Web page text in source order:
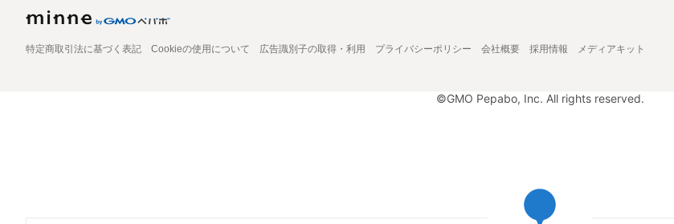
特定商取引法に基づく表記 Cookieの使用について 広告識別子の取得・利用 プライバシーポリシー 会社概要 採用情報 メディアキット
©GMO Pepabo, Inc. All rights reserved.